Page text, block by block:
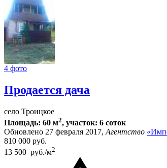
4 фото
Продается дача
село Троицкое
Площадь: 60 м2, участок: 6 соток
Обновлено 27 февраля 2017, Агентство
810 000 руб.
13 500 руб./м2